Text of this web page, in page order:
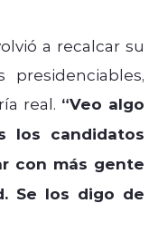
a recalcar su
real. “Veo algo
los candidatos
con más gente
Se los digo de